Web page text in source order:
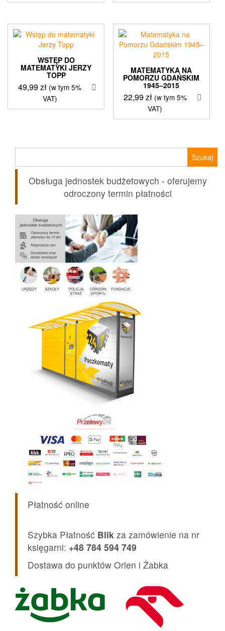
WSTĘP DO
MATEMATYKI JERZY
TOPP
49,99zł (w tym 5%
VAT)
MATEMATYKA NA
POMORZU GDAŃSKIM
1945–2015
22,99zł (w tym 5%
VAT)
Obsługa jednostek budżetowych - oferujemy
odroczony termin płatności
Płatność online
Szybka Płatność Blik za zamówienie na nr
księgarni: +48 784 594 749
Dostawa do punktów Orlen i Żabka